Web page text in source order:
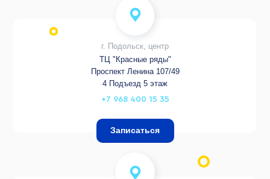
Записаться
г. Подольск, центр
ТЦ "Красные ряды"
Проспект Ленина 107/49
4 Подъезд 5 этаж
+7 968 400 15 35